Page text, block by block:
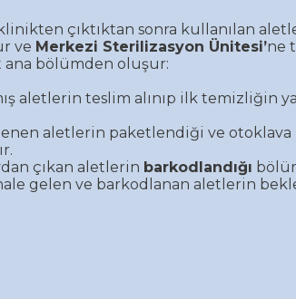
çıktıktan sonra kullanılan
ve Merkezi Sterilizasyon Ünitesi’ne
bölümden oluşur:
aletlerin teslim alınıp ilk temizliğin
aletlerin paketlendiği ve otoklava
çıkan aletlerin barkodlandığı
gelen ve barkodlanan aletlerin